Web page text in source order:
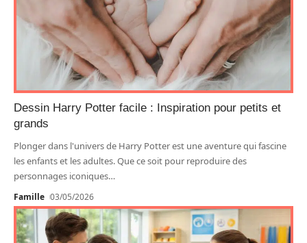
Dessin Harry Potter facile : Inspiration pour petits et
grands
Plonger dans l'univers de Harry Potter est une aventure qui fascine
les enfants et les adultes. Que ce soit pour reproduire des
personnages iconiques…
Famille 03/05/2026